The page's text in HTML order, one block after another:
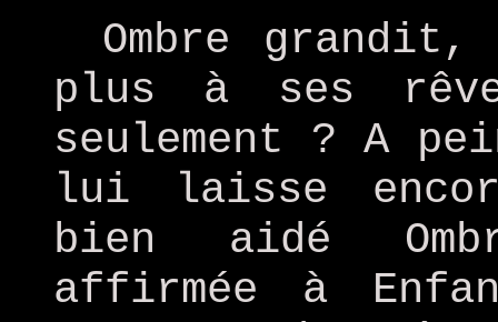
Ombre
plus à ses
seulement ? A
lui laisse
bien aidé
affirmée à